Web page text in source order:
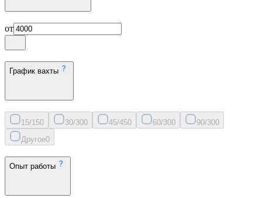
от
График вахты
15/150 30/300 45/450 60/300 90/300
Другое0
Опыт работы